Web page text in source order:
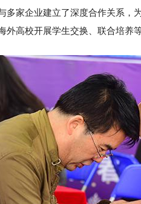
多家企业建立了深度合作关系
外高校开展学生交换、联合培养等